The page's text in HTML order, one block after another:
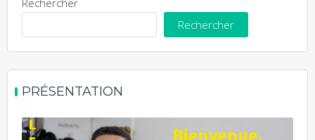
Rechercher
Rechercher
PRÉSENTATION